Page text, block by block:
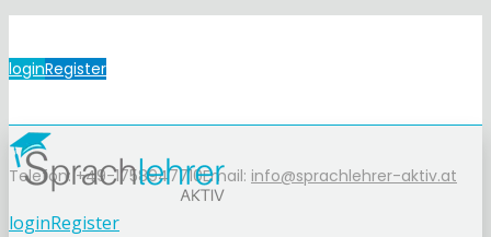
loginRegister
Telefon: +49-1758947710Email: info@sprachlehrer-aktiv.at
loginRegister